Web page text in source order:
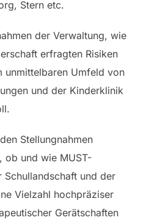
Stern etc.
der Verwaltung, wie
erfragten Risiken
unmittelbaren Umfeld von
und der Kinderklinik
Stellungnahmen
ob und wie MUST-
und der
Vielzahl hochpräziser
Gerätschaften